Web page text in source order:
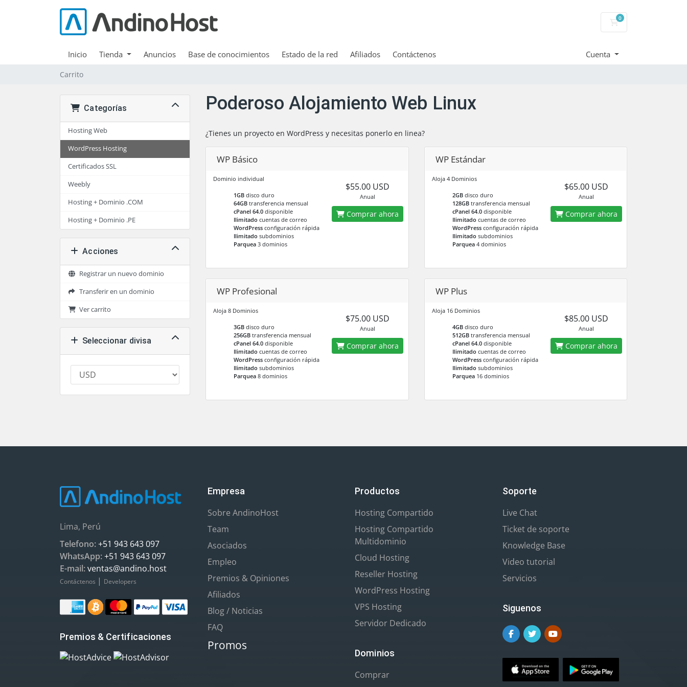
0
Carrito
Inicio Tienda Anuncios Base de conocimientos Estado de la red Afiliados Contáctenos Cuenta
Carrito
Categorías
Hosting Web
WordPress Hosting
Certificados SSL
Weebly
Hosting + Dominio .COM
Hosting + Dominio .PE
Acciones
Registrar un nuevo dominio
Transferir en un dominio
Ver carrito
Seleccionar divisa
Poderoso Alojamiento Web Linux
¿Tienes un proyecto en WordPress y necesitas ponerlo en linea?
WP Básico
Dominio individual
1GB disco duro
64GB transferencia mensual
cPanel 64.0 disponible
Ilimitado cuentas de correo
WordPress configuración rápida
Ilimitado subdominios
Parquea 3 dominios
$55.00 USD
Anual
Comprar ahora
WP Estándar
Aloja 4 Dominios
2GBdisco duro
128GBtransferencia mensual
cPanel 64.0disponible
Ilimitadocuentas de correo
WordPressconfiguración rápida
Ilimitadosubdominios
Parquea4 dominios
$65.00 USD
Anual
Comprar ahora
WP Profesional
Aloja 8 Dominios
3GB disco duro
256GB transferencia mensual
cPanel 64.0 disponible
Ilimitado cuentas de correo
WordPress configuración rápida
Ilimitado subdominios
Parquea 8 dominios
$75.00 USD
Anual
Comprar ahora
WP Plus
Aloja 16 Dominios
4GBdisco duro
512GBtransferencia mensual
cPanel 64.0disponible
Ilimitadocuentas de correo
WordPressconfiguración rápida
Ilimitadosubdominios
Parquea16 dominios
$85.00 USD
Anual
Comprar ahora
Lima, Perú
Telefono:+51 943 643 097
WhatsApp:+51 943 643 097
E-mail:ventas@andino.host
Contáctenos | Developers
Premios & Certificaciones
Empresa
Sobre AndinoHost
Team
Asociados
Empleo
Premios & Opiniones
Afiliados
Blog / Noticias
FAQ
Promos
Productos
Hosting Compartido
Hosting Compartido
Multidominio
Cloud Hosting
Reseller Hosting
WordPress Hosting
VPS Hosting
Servidor Dedicado
Dominios
Comprar
Soporte
Live Chat
Ticket de soporte
Knowledge Base
Video tutorial
Servicios
Siguenos